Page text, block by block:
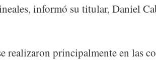
informó su titular, Daniel
realizaron principalmente en las